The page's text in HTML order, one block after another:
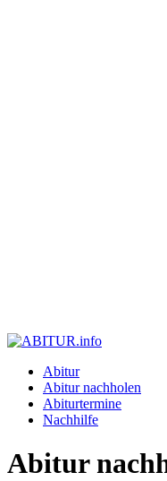
Abitur
Abitur nachholen
Abiturtermine
Nachhilfe
Abitur